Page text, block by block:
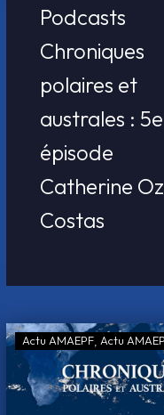
Podcasts
Chroniques
polaires et
australes : 5e
épisode
Catherine
Costas
Actu AMAEPF Actu